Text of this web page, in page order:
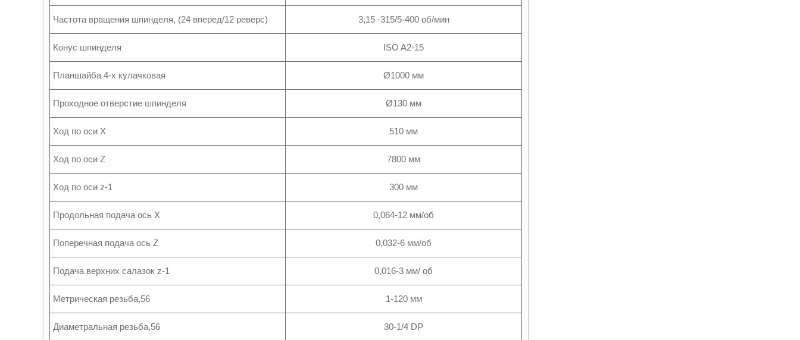
Частота вращения шпинделя, (24 вперед/12 реверс) 3,15 -315/5-400 об/мин
Конус шпинделя ISO A2-15
Планшайба 4-х кулачковая Ø1000 мм
Проходное отверстие шпинделя Ø130 мм
Ход по оси X 510 мм
Ход по оси Z 7800 мм
Ход по оси z-1 300 мм
Продольная подача ось X 0,064-12 мм/об
Поперечная подача ось Z 0,032-6 мм/об
Подача верхних салазок z-1 0,016-3 мм/ об
Метрическая резьба,56 1-120 мм
Диаметральная резьба,56 30-1/4 DP